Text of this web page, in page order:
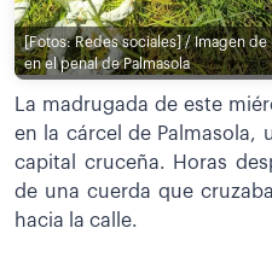
[Fotos: Redes sociales] / Imagen
en el penal de Palmasola
La madrugada de este
en la cárcel de Palmasola,
capital cruceña. Horas
de una cuerda que
hacia la calle.